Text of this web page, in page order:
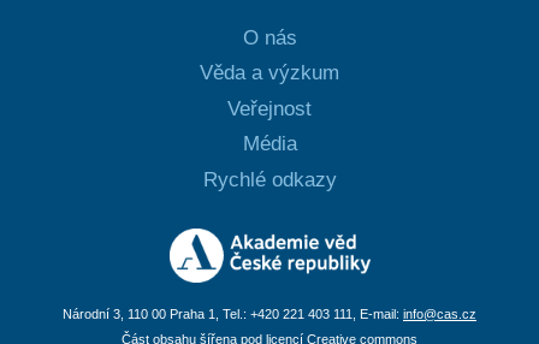
O nás
Věda a výzkum
Veřejnost
Média
Rychlé odkazy
Národní 3, 110 00 Praha 1, Tel.: +420 221 403 111, E-mail: info@cas.cz
Část obsahu šířena pod licencí Creative commons